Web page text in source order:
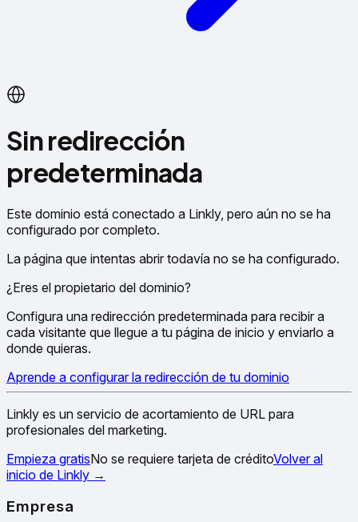
Sin redirección
predeterminada
Este dominio está conectado a Linkly, pero aún no se ha
configurado por completo.
La página que intentas abrir todavía no se ha configurado.
¿Eres el propietario del dominio?
Configura una redirección predeterminada para recibir a
cada visitante que llegue a tu página de inicio y enviarlo a
donde quieras.
Aprende a configurar la redirección de tu dominio
Linkly es un servicio de acortamiento de URL para
profesionales del marketing.
Empieza gratisNo se requiere tarjeta de créditoVolver al
inicio de Linkly →
Empresa